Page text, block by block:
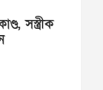
সস্ত্রীক